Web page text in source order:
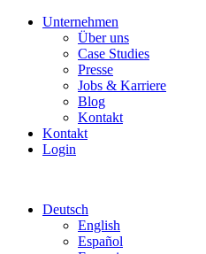
Unternehmen
Über uns
Case Studies
Presse
Jobs & Karriere
Blog
Kontakt
Kontakt
Login
Deutsch
English
Español